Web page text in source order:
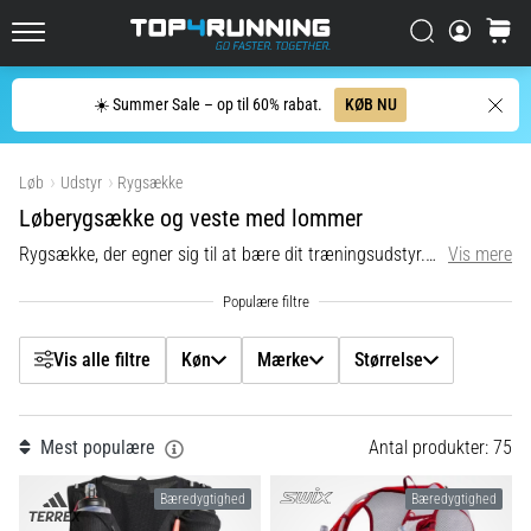
☀️ Summer Sale – op til 60% rabat. KØB NU
Søgkurv
Oplev
sko
med
til
både…
5. 8. 2026
8 min. Læsning
De
mest
almindelige
årsager
til
knæsmerter
under
Løb Udstyr Rygsække
Løberygsække og veste med lommer
Rygsække, der egner sig til at bære dit træningsudstyr. De har nok opbevaringsplads og er af høj kvalitet. Vis mere
Vis alle filtre Køn Mærke Størrelse
Filtr
Mærke
Størrelse
Farve
Mest populære Antal produkter: 75
Bæredygtighed Bæredygtighed